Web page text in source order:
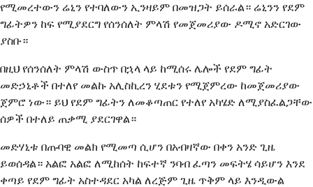
የሚመረተውን ሬኒን የተባለውን ኢንዛይም በመዝጋት ይሰራል። ሬኒንን የደም
ግፊትዎን ከፍ የሚያደርግ የሰንሰለት ምላሽ የመጀመሪያው ዶሚኖ አድርገው
ያስቡ።
በዚህ የሰንሰለት ምላሽ ውስጥ በኋላ ላይ ከሚሰሩ ሌሎች የደም ግፊት
መድኃኒቶች በተለየ መልኩ አሊስኪረን ሂደቱን የሚጀምረው ከመጀመሪያው
ጀምሮ ነው። ይህ የደም ግፊትን ለመቆጣጠር የተለየ አካሄድ ለሚያስፈልጋቸው
ሰዎች በተለይ ጠቃሚ ያደርገዋል።
መድሃኒቱ በጡባዊ መልክ የሚመጣ ሲሆን በአብዛኛው በቀን አንድ ጊዜ
ይወሰዳል። አልፎ አልፎ ለሚከሰት ከፍተኛ ንባብ ፈጣን መፍትሄ ሳይሆን እንደ
ቀጣይ የደም ግፊት አስተዳደር አካል ለረጅም ጊዜ ጥቅም ላይ እንዲውል